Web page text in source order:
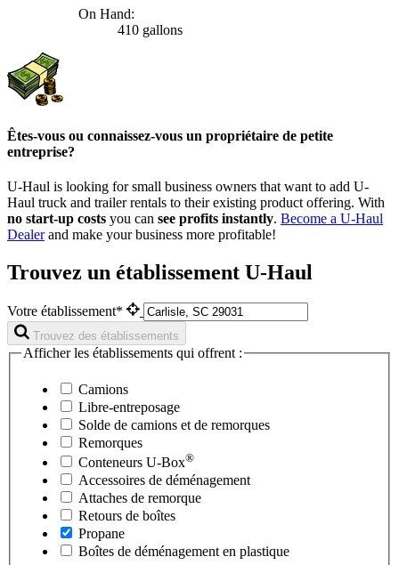
On Hand:
410 gallons
Êtes-vous ou connaissez-vous un propriétaire de petite
entreprise?
U-Haul is looking for small business owners that want to add U-
Haul truck and trailer rentals to their existing product offering. With
no start-up costs you can see profits instantly. Become a U-Haul
Dealerand make your business more profitable!
Trouvez un établissement U-Haul
Votre établissement*
Trouvez des établissements
Afficher les établissements qui offrent :
Camions
Libre-entreposage
Solde de camions et de remorques
Remorques
Conteneurs U-Box®
Accessoires de déménagement
Attaches de remorque
Retours de boîtes
Propane
Boîtes de déménagement en plastique